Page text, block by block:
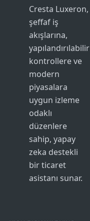
Cresta Luxeron,
şeffaf iş
akışlarına,
yapılandırılabilir
kontrollere ve
modern
piyasalara
uygun izleme
odaklı
düzenlere
sahip, yapay
zeka destekli
bir ticaret
asistanı sunar.